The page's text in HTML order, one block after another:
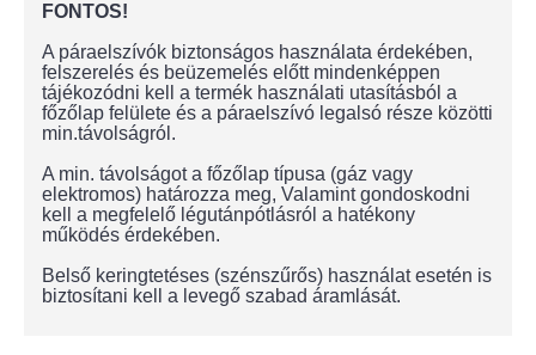
FONTOS!
A páraelszívók biztonságos használata érdekében,
felszerelés és beüzemelés előtt mindenképpen
tájékozódni kell a termék használati utasításból a
főzőlap felülete és a páraelszívó legalsó része közötti
min.távolságról.
A min. távolságot a főzőlap típusa (gáz vagy
elektromos) határozza meg, Valamint gondoskodni
kell a megfelelő légutánpótlásról a hatékony
működés érdekében.
Belső keringtetéses (szénszűrős) használat esetén is
biztosítani kell a levegő szabad áramlását.